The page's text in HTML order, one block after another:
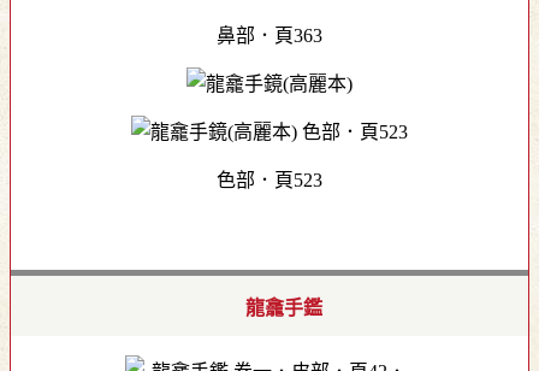
鼻部．頁363
色部．頁523
龍龕手鑑